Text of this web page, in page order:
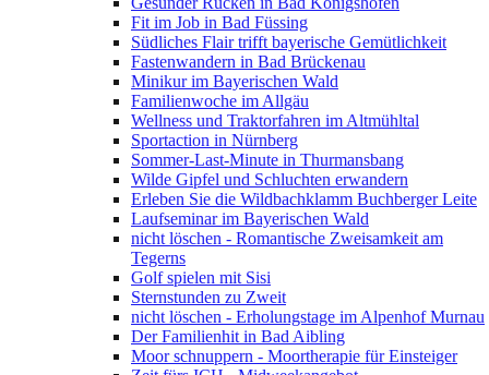
Fit im Job in Bad Füssing
Südliches Flair trifft bayerische Gemütlichkeit
Fastenwandern in Bad Brückenau
Minikur im Bayerischen Wald
Familienwoche im Allgäu
Wellness und Traktorfahren im Altmühltal
Sportaction in Nürnberg
Sommer-Last-Minute in Thurmansbang
Wilde Gipfel und Schluchten erwandern
Erleben Sie die Wildbachklamm Buchberger Leite
Laufseminar im Bayerischen Wald
nicht löschen - Romantische Zweisamkeit am
Tegerns
Golf spielen mit Sisi
Sternstunden zu Zweit
nicht löschen - Erholungstage im Alpenhof Murnau
Der Familienhit in Bad Aibling
Moor schnuppern - Moortherapie für Einsteiger